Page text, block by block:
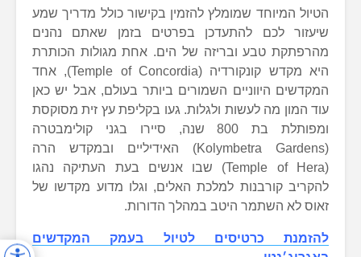
הטיול המיוחד שמומלץ להזמין בקישור כולל מדריך שמע
שיעזור לכם להתעדכן בפרטים בזמן שאתם נהנים
מהרפתקת טבע ובריזה של הים. אחת מגולות הכותרת
היא מקדש קונקורדיה (Temple of Concordia), אחד
המקדשים היווניים השמורים ביותר בעולם, אבל יש כאן
עוד המון מה לעשות ולגלות. געו בקליפת עץ זית מסוקסת
ומפותלת בת 800 שנה, סיירו בגני קולימבטרה
(Kolymbetra Gardens) האידיליים ובמקדש הרה
(Temple of Hera) שבו אנשים בעת העתיקה נהגו
להקריב קורבנות למלכת האלים, וגלו מדוע מקדשו של
זאוס לא השתמר היטב במהלך הדורות.
להזמנת כרטיסים לטיול בעמק המקדשים